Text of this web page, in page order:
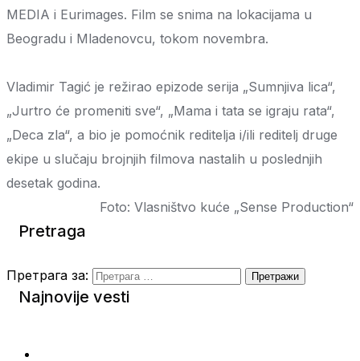
MEDIA i Eurimages. Film se snima na lokacijama u
Beogradu i Mladenovcu, tokom novembra.
Vladimir Tagić je režirao epizode serija „Sumnjiva lica“,
„Jurtro će promeniti sve“, „Mama i tata se igraju rata“,
„Deca zla“, a bio je pomoćnik reditelja i/ili reditelj druge
ekipe u slučaju brojnjih filmova nastalih u poslednjih
desetak godina.
Foto: Vlasništvo kuće „Sense Production“
Pretraga
Претрага за:
Najnovije vesti